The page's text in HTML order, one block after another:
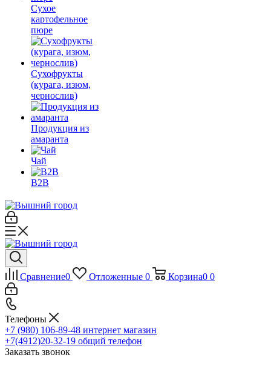
Сухое
картофельное
пюре
Сухофрукты
(курага, изюм,
чернослив)
Продукция из
амаранта
Чай
B2B
Сравнение0 Отложенные 0 Корзина0 0
Телефоны
+7 (980) 106-89-48 интернет магазин
+7(4912)20-32-19 общий телефон
Заказать звонок